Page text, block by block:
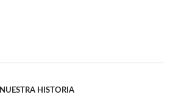
NUESTRA HISTORIA